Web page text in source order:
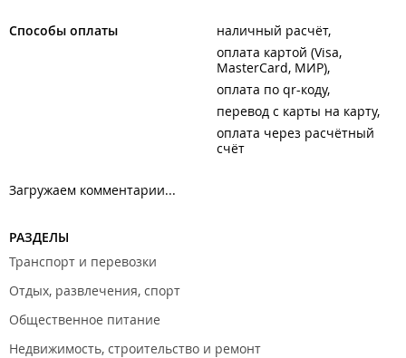
Способы оплаты
наличный расчёт
оплата картой (Visa,
MasterCard, МИР)
оплата по qr-коду
перевод с карты на карту
оплата через расчётный
счёт
Загружаем комментарии...
РАЗДЕЛЫ
Транспорт и перевозки
Отдых, развлечения, спорт
Общественное питание
Недвижимость, строительство и ремонт